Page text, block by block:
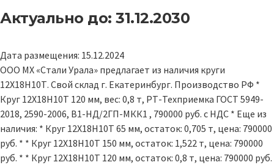
Актуально до: 31.12.2030
Дата размещения: 15.12.2024
ООО МХ «Стали Урала» предлагает из наличия круги
12Х18Н10Т. Свой склад г. Екатеринбург. Производство РФ *
Круг 12Х18Н10Т 120 мм, вес: 0,8 т, РТ-Техприемка ГОСТ 5949-
2018, 2590-2006, В1-НД/2ГП-МКК1 , 790000 руб. с НДС * Еще из
наличия: * Круг 12Х18Н10Т 65 мм, остаток: 0,705 т, цена: 790000
руб. * * Круг 12Х18Н10Т 150 мм, остаток: 1,522 т, цена: 790000
руб. * * Круг 12Х18Н10Т 120 мм, остаток: 0,8 т, цена: 790000 руб.